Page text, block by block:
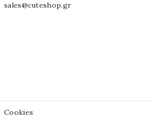
sales@cuteshop.gr
Cookies